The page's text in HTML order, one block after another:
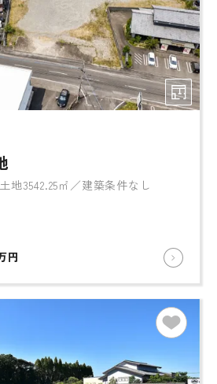
地3542.25㎡／建築条件なし
円